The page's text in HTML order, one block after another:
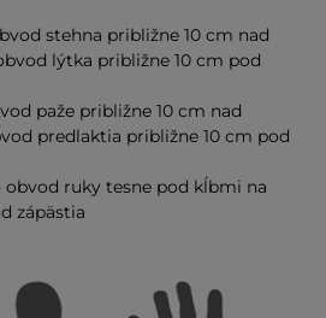
stehna približne 10 cm nad
lýtka približne 10 cm pod
paže približne 10 cm nad
predlaktia približne 10 cm pod
obvod ruky tesne pod kĺbmi na
zápästia